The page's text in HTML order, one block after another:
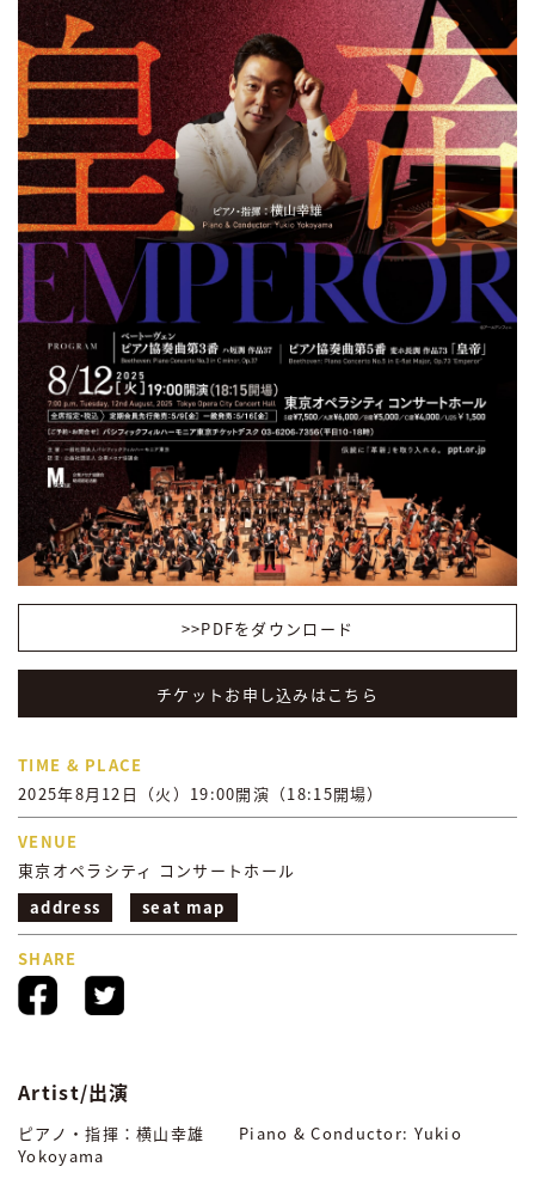
>>PDFをダウンロード
チケットお申し込みはこちら
TIME & PLACE
2025年8月12日（火）19:00開演（18:15開場）
VENUE
東京オペラシティ コンサートホール
address
seat map
SHARE
Artist/出演
ピアノ・指揮：横山幸雄 Piano & Conductor: Yukio
Yokoyama